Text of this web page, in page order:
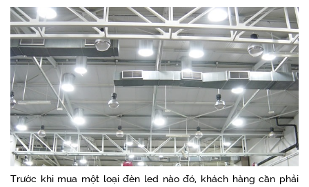
Trước khi mua một loại đèn led nào đó, khách hàng cần phải